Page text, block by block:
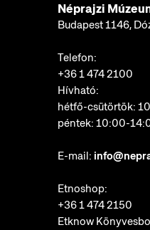
Néprajzi
Budapest 1146,
Telefon:
+36 1 474 2100
Hívható:
hétfő-csütörtök:
péntek: 10:00-
E-mail:
Etnoshop:
+36 1 474 2150
Etknow